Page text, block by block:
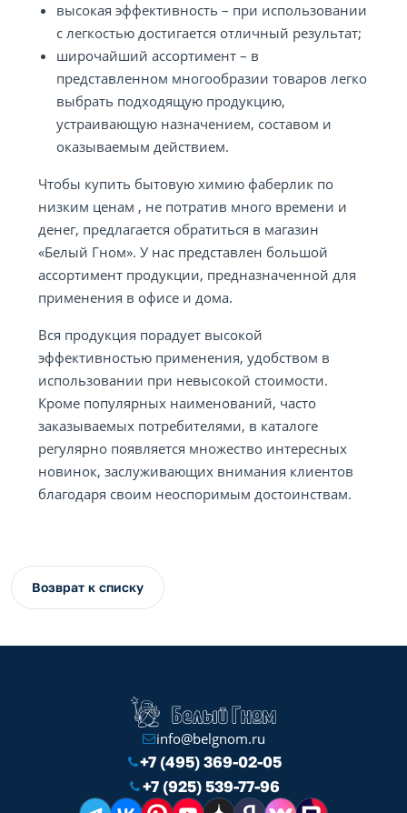
высокая эффективность – при использовании
с легкостью достигается отличный результат;
широчайший ассортимент – в
представленном многообразии товаров легко
выбрать подходящую продукцию,
устраивающую назначением, составом и
оказываемым действием.
Чтобы купить бытовую химию фаберлик по
низким ценам , не потратив много времени и
денег, предлагается обратиться в магазин
«Белый Гном». У нас представлен большой
ассортимент продукции, предназначенной для
применения в офисе и дома.
Вся продукция порадует высокой
эффективностью применения, удобством в
использовании при невысокой стоимости.
Кроме популярных наименований, часто
заказываемых потребителями, в каталоге
регулярно появляется множество интересных
новинок, заслуживающих внимания клиентов
благодаря своим неоспоримым достоинствам.
Возврат к списку
info@belgnom.ru
+7 (495) 369-02-05
+7 (925) 539-77-96